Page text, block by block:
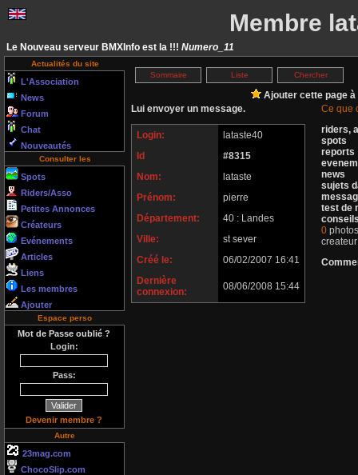
Membre
Le Nouveau serveur BMXInfo est la !!! Numero_11
Actualités du site
L'Association
News
Forum
Chat
Nouveautés
Consulter les
Spots
Riders/Asso
Petites Annonces
Créateurs
Evénements
Articles
Liens
Les membres
Ajouter
Espace perso
Mot de Passe oublié ?
Login:
Pass:
Devenir membre ?
Autre
23mag.com
ChocoSlip.com
Sommaire Liste Chercher
Ajouter cette page
Lui envoyer un message.
Login:
lataste40
Id
#8315
Nom:
lataste
Prénom:
pierre
Département:
40 : Landes
Ville:
st sever
Créé le:
06/02/2007 16:41
Dernière
connexion:
08/06/2008 15:44
Ce que
riders,
spots
reports
news
sujets
test de
0
createur